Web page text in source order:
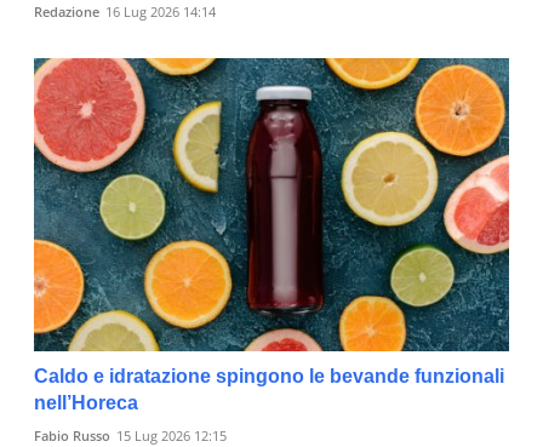
Redazione 16 Lug 2026 14:14
Caldo e idratazione spingono le bevande funzionali
nell’Horeca
Fabio Russo 15 Lug 2026 12:15